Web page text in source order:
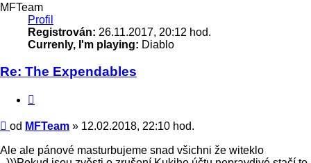
MFTeam
Profil
Registrován: 26.11.2017, 20:12 hod.
Currenly, I'm playing: Diablo
Re: The Expendables
Příspěvek
od MFTeam » 12.02.2018, 22:10 hod.
Ale ale pánové masturbujeme snad všichni že witeklo